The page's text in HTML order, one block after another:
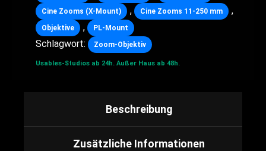
Cine Zooms (X-Mount) , Cine Zooms 11-250 mm ,
Objektive , PL-Mount
Schlagwort: Zoom-Objektiv
Usables-Studios ab 24h. Außer Haus ab 48h.
Beschreibung
Zusätzliche Informationen